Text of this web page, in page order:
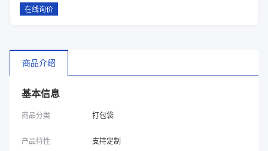
在线询价
商品介绍
基本信息
商品分类 打包袋
产品特性 支持定制